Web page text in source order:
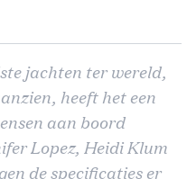
jachten ter wereld,
heeft het een
aan boord
Lopez, Heidi Klum
de specificaties er